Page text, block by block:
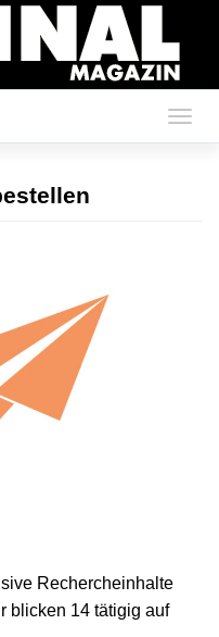
Rechercheinhalte
blicken 14 tätigig auf